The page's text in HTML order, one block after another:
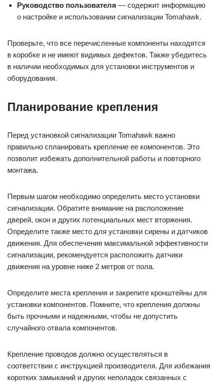
Руководство пользователя — содержит информацию
о настройке и использовании сигнализации Tomahawk.
Проверьте, что все перечисленные компоненты находятся
в коробке и не имеют видимых дефектов. Также убедитесь
в наличии необходимых для установки инструментов и
оборудования.
Планирование крепления
Перед установкой сигнализации Tomahawk важно
правильно спланировать крепление ее компонентов. Это
позволит избежать дополнительной работы и повторного
монтажа.
Первым шагом необходимо определить место установки
сигнализации. Обратите внимание на расположение
дверей, окон и других потенциальных мест вторжения.
Определите также место для установки сирены и датчиков
движения. Для обеспечения максимальной эффективности
сигнализации, рекомендуется расположить датчики
движения на уровне ниже 2 метров от пола.
Определите места крепления и закрепите кронштейны для
установки компонентов. Помните, что крепления должны
быть прочными и надежными, чтобы не допустить
случайного отвала компонентов.
Крепление проводов должно осуществляться в
соответствии с инструкцией производителя. Для избежания
коротких замыканий и других неполадок связанных с